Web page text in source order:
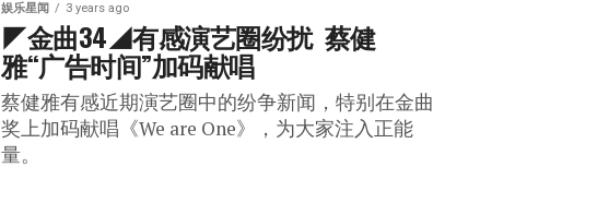
娱乐星闻 3 years ago
◤金曲34◢有感演艺圈纷扰  蔡健
雅“广告时间”加码献唱
蔡健雅有感近期演艺圈中的纷争新闻，特别在金曲
奖上加码献唱《We are One》，为大家注入正能
量。